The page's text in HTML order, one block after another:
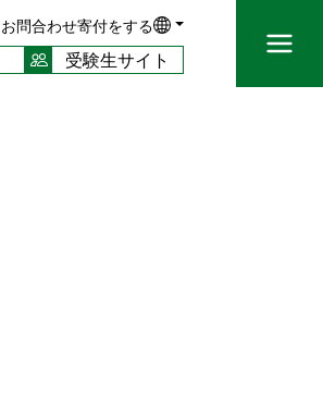
お問合わせ寄付をする
受験生サイト